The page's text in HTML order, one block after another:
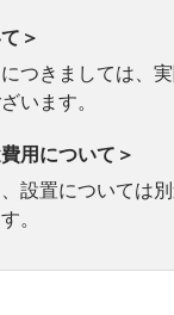
＞
つきましては、
います。
用について＞
設置については
。